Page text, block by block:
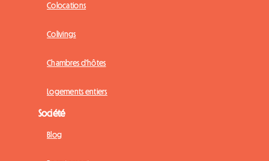
Colocations
Colivings
Chambres d'hôtes
Logements entiers
Société
Blog